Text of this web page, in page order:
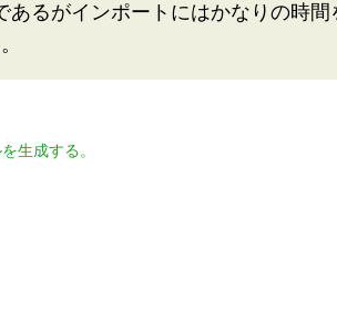
るがインポートにはかなりの時